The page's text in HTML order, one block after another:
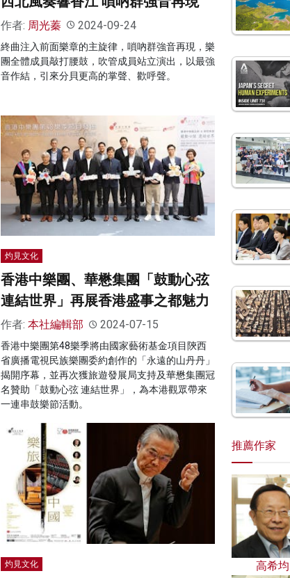
作者: 周光蓁 2024-09-24
終曲注入前面樂章的主旋律，嗩吶群強音再現，樂
團全體成員敲打腰鼓，吹管成員站立演出，以最強
音作結，引來分貝更高的掌聲、歡呼聲。
灼見文化
香港中樂團、華懋集團「鼓動心弦
連結世界」再展香港盛事之都魅力
作者: 本社編輯部 2024-07-15
香港中樂團第48樂季將由國家藝術基金項目陝西
省廣播電視民族樂團委約創作的「永遠的山丹丹」
揭開序幕，並再次獲旅遊發展局支持及華懋集團冠
名贊助「鼓動心弦 連結世界」，為本港觀眾帶來
一連串鼓樂節活動。
灼見文化
推薦作家
高希均